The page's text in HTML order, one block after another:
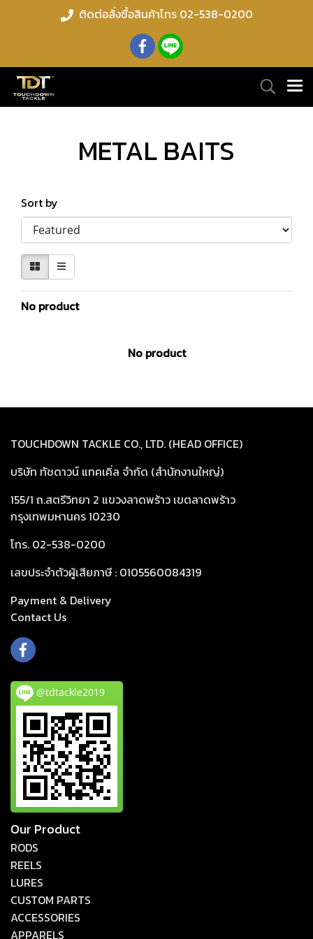
ติดต่อสั่งซื้อสินค้าโทร 02-538-0200
METAL BAITS
Sort by
No product
No product
TOUCHDOWN TACKLE CO., LTD. (HEAD OFFICE)
บริษัท ทัชดาวน์ แทคเคิ่ล จำกัด (สำนักงานใหญ่)
155/1 ถ.สตรีวิทยา 2 แขวงลาดพร้าว เขตลาดพร้าว
กรุงเทพมหานคร 10230
โทร. 02-538-0200
เลขประจำตัวผู้เสียภาษี : 0105560084319
Payment & Delivery
Contact Us
@tdtackle2019
Our Product
RODS
REELS
LURES
CUSTOM PARTS
ACCESSORIES
APPARELS